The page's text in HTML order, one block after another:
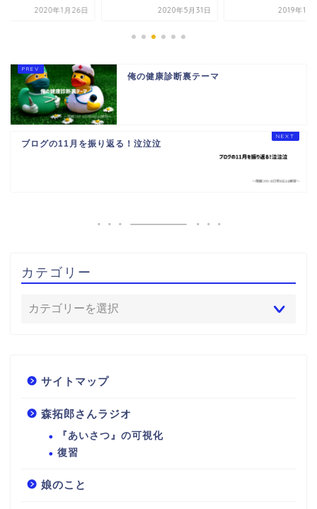
2020年1月26日 2020年5月31日 2019年10
俺の健康診断裏テーマ
ブログの11月を振り返る！泣泣泣
カテゴリー
サイトマップ
森拓郎さんラジオ
『あいさつ』の可視化
復習
娘のこと